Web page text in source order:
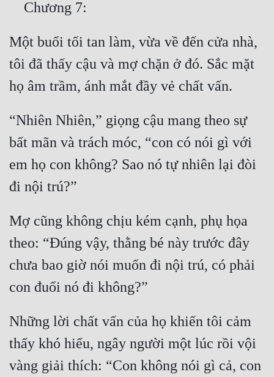
Truyện Convert
Truyện ngắn
Cung Đấu
Cổ Đại
Du Hí
Dã Sử
Dị Năng
Gia Đấu
Góc Nhìn Nam
Một buổi tối tan làm, vừa về đến cửa nhà,
tôi đã thấy cậu và mợ chặn ở đó. Sắc mặt
“Nhiên Nhiên,” giọng cậu mang theo sự
bất mãn và trách móc, “con có nói gì với
em họ con không? Sao nó tự nhiên lại đòi
Mợ cũng không chịu kém cạnh, phụ họa
theo: “Đúng vậy, thằng bé này trước đây
chưa bao giờ nói muốn đi nội trú, có phải
Những lời chất vấn của họ khiến tôi cảm
thấy khó hiểu, ngây người một lúc rồi vội
vàng giải thích: “Con không nói gì cả, con